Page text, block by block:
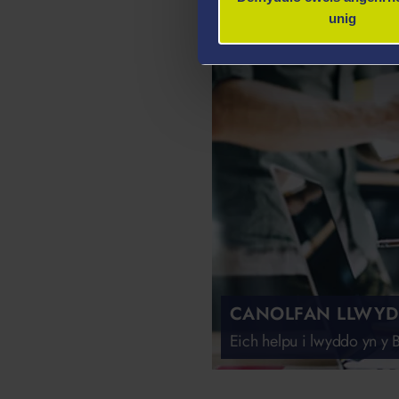
unig
angen ef
CANOLFAN
Eich helpu i lwyddo yn y